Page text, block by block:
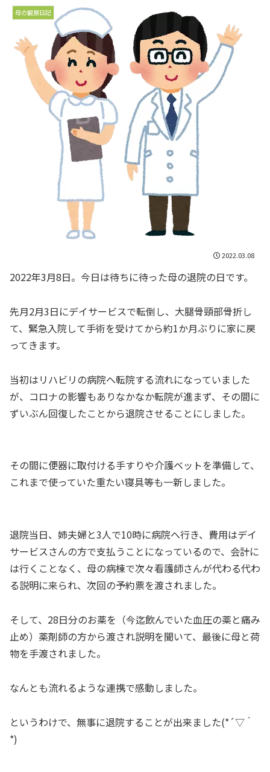
母の観察日記
2022.03.08
2022年3月8日。今日は待ちに待った母の退院の日です。
先月2月3日にデイサービスで転倒し、大腿骨頸部骨折し
て、緊急入院して手術を受けてから約1か月ぶりに家に戻
ってきます。
当初はリハビリの病院へ転院する流れになっていました
が、コロナの影響もありなかなか転院が進まず、その間に
ずいぶん回復したことから退院させることにしました。
その間に便器に取付ける手すりや介護ベットを準備して、
これまで使っていた重たい寝具等も一新しました。
退院当日、姉夫婦と3人で10時に病院へ行き、費用はデイ
サービスさんの方で支払うことになっているので、会計に
は行くことなく、母の病棟で次々看護師さんが代わる代わ
る説明に来られ、次回の予約票を渡されました。
そして、28日分のお薬を（今迄飲んでいた血圧の薬と痛み
止め）薬剤師の方から渡され説明を聞いて、最後に母と荷
物を手渡されました。
なんとも流れるような連携で感動しました。
というわけで、無事に退院することが出来ました(*´▽｀
*)